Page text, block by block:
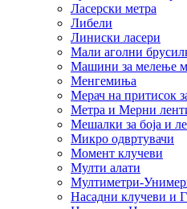
Ласерски метра
Либели
Линиски ласери
Мали аголни
Машини за мелење
Менгемиња
Мерач на притисок
Метра и Мерни
Мешалки за боја и
Микро одвртувачи
Момент клучеви
Мулти алати
Мултиметри-
Насадни клучеви и